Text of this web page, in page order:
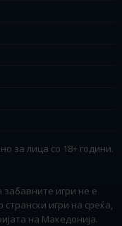
за лица со 18+ години.
забавните игри не е
игри на среќа,
на Македонија.